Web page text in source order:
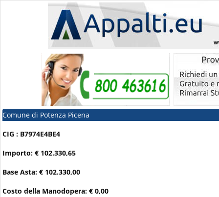
Comune di Potenza Picena
CIG : B7974E4BE4
Importo: € 102.330,65
Base Asta: € 102.330,00
Costo della Manodopera: € 0,00